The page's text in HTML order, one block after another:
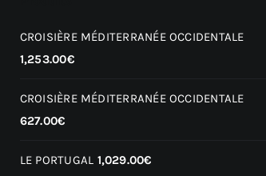
CROISIÈRE MÉDITERRANÉE OCCIDENTALE
1,253.00€
CROISIÈRE MÉDITERRANÉE OCCIDENTALE
627.00€
LE PORTUGAL 1,029.00€